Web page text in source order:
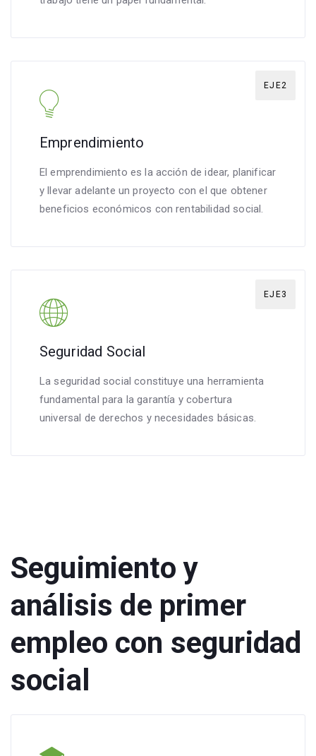
EJE2
Emprendimiento
El emprendimiento es la acción de idear, planificar
y llevar adelante un proyecto con el que obtener
beneficios económicos con rentabilidad social.
EJE3
Seguridad Social
La seguridad social constituye una herramienta
fundamental para la garantía y cobertura
universal de derechos y necesidades básicas.
Seguimiento y
análisis de primer
empleo con seguridad
social